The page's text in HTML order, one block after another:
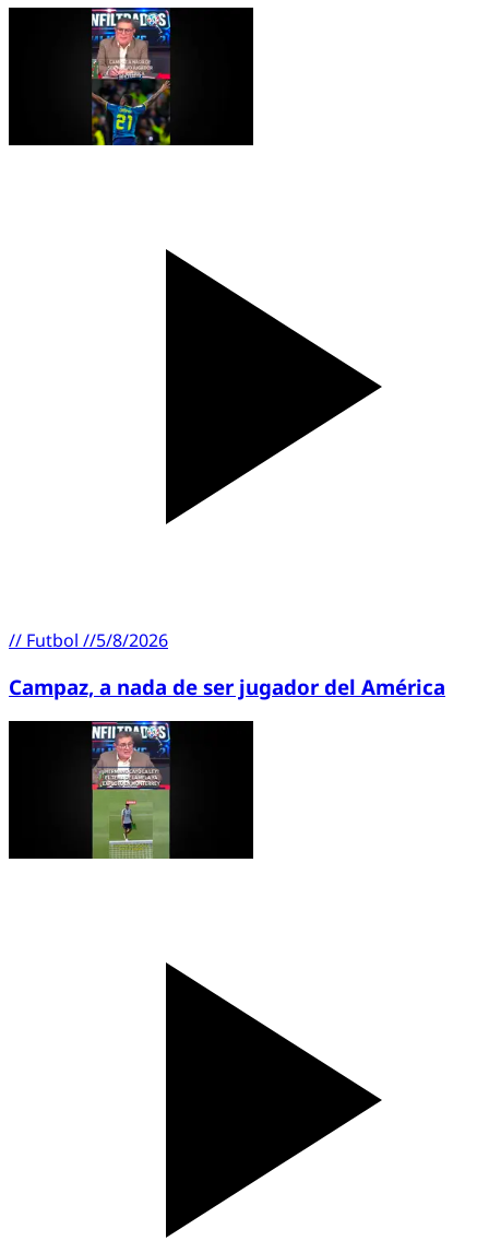
// Futbol //5/8/2026
Campaz, a nada de ser jugador del América